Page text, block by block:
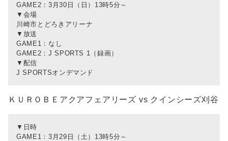
GAME2：3月30日（日）13時5分～
▼会場
川崎市とどろきアリーナ
▼放送
GAME1：なし
GAME2：J SPORTS 1（録画）
▼配信
J SPORTSオンデマンド
ＫＵＲＯＢＥアクアフェアリーズ vs クインシーズ刈谷
▼日時
GAME1：3月29日（土）13時5分～